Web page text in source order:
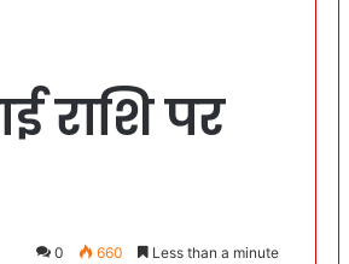
राशि पर
0 660 Less than a minute